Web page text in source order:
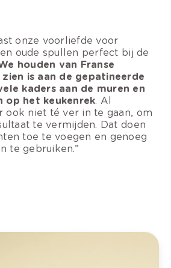
onze voorliefde voor
oude spullen perfect bij de
houden van Franse
is aan de gepatineerde
kaders aan de muren en
op het keukenrek. Al
ook niet té ver in te gaan, om
te vermijden. Dat doen
toe te voegen en genoeg
te gebruiken.”